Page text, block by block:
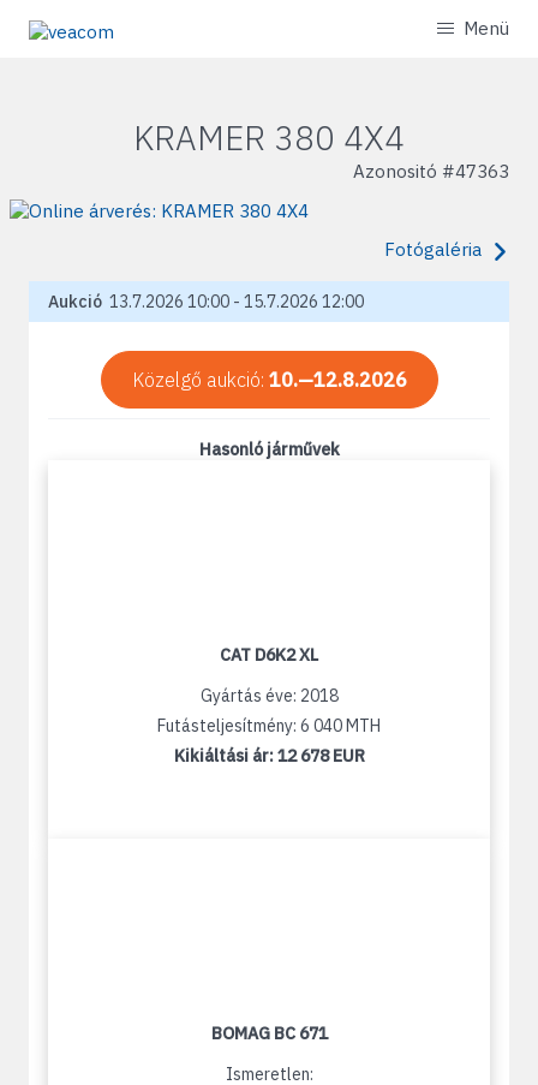
Menü
KRAMER 380 4X4
Azonositó #47363
Fotógaléria
Aukció 13.7.2026 10:00 - 15.7.2026 12:00
Közelgő aukció: 10.—12.8.2026
Hasonló járművek
CAT D6K2 XL
Gyártás éve: 2018
Futásteljesítmény: 6 040 MTH
Kikiáltási ár:12 678 EUR
BOMAG BC 671
Ismeretlen: